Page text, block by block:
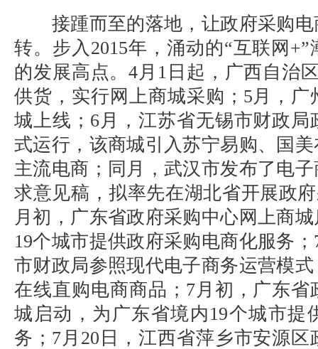
接踵而至的落地，让政府采购电
转。步入2015年，涌动的“互联网
的发展高点。4月1日起，广西自治
供货，实行网上商城采购；5月，
城上线；6月，江苏省无锡市财政
式运行，该商城引入苏宁易购、国
主流电商；同月，武汉市发布了电
求意见稿，拟率先在湖北省开展政
月初，广东省政府采购中心网上商
19个城市提供政府采购电商化服务
市财政局参照现代电子商务运营模
在线直购电商商品；7月初，广东
城启动，为广东省境内19个城市提
务；7月20日，江西省萍乡市安源